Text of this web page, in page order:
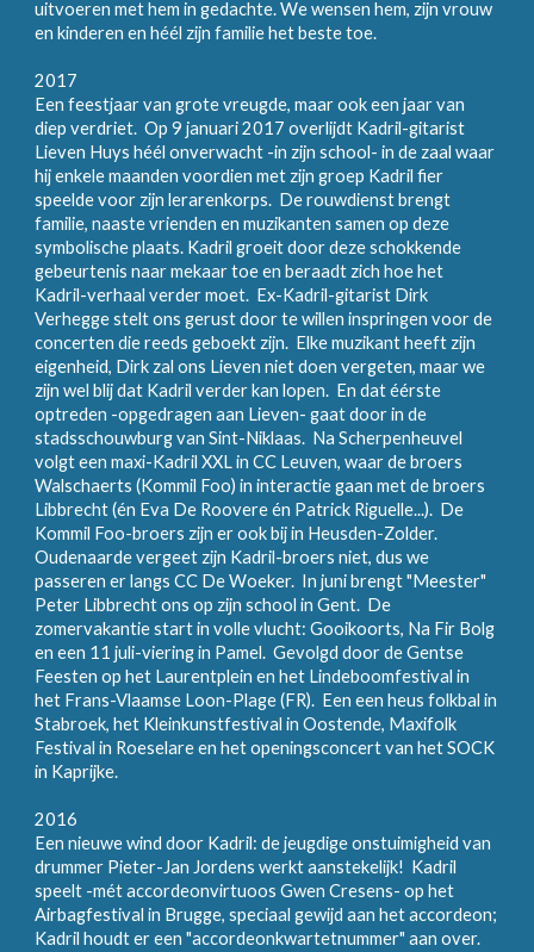
uitvoeren met hem in gedachte. We wensen hem, zijn vrouw
en kinderen en héél zijn familie het beste toe.
2017
Een feestjaar van grote vreugde, maar ook een jaar van
diep verdriet. Op 9 januari 2017 overlijdt Kadril-gitarist
Lieven Huys héél onverwacht -in zijn school- in de zaal waar
hij enkele maanden voordien met zijn groep Kadril fier
speelde voor zijn lerarenkorps. De rouwdienst brengt
familie, naaste vrienden en muzikanten samen op deze
symbolische plaats. Kadril groeit door deze schokkende
gebeurtenis naar mekaar toe en beraadt zich hoe het
Kadril-verhaal verder moet. Ex-Kadril-gitarist Dirk
Verhegge stelt ons gerust door te willen inspringen voor de
concerten die reeds geboekt zijn. Elke muzikant heeft zijn
eigenheid, Dirk zal ons Lieven niet doen vergeten, maar we
zijn wel blij dat Kadril verder kan lopen. En dat éérste
optreden -opgedragen aan Lieven- gaat door in de
stadsschouwburg van Sint-Niklaas. Na Scherpenheuvel
volgt een maxi-Kadril XXL in CC Leuven, waar de broers
Walschaerts (Kommil Foo) in interactie gaan met de broers
Libbrecht (én Eva De Roovere én Patrick Riguelle...). De
Kommil Foo-broers zijn er ook bij in Heusden-Zolder.
Oudenaarde vergeet zijn Kadril-broers niet, dus we
passeren er langs CC De Woeker. In juni brengt "Meester"
Peter Libbrecht ons op zijn school in Gent. De
zomervakantie start in volle vlucht: Gooikoorts, Na Fir Bolg
en een 11 juli-viering in Pamel. Gevolgd door de Gentse
Feesten op het Laurentplein en het Lindeboomfestival in
het Frans-Vlaamse Loon-Plage (FR). Een een heus folkbal in
Stabroek, het Kleinkunstfestival in Oostende, Maxifolk
Festival in Roeselare en het openingsconcert van het SOCK
in Kaprijke.
2016
Een nieuwe wind door Kadril: de jeugdige onstuimigheid van
drummer Pieter-Jan Jordens werkt aanstekelijk! Kadril
speelt -mét accordeonvirtuoos Gwen Cresens- op het
Airbagfestival in Brugge, speciaal gewijd aan het accordeon;
Kadril houdt er een "accordeonkwartetnummer" aan over.